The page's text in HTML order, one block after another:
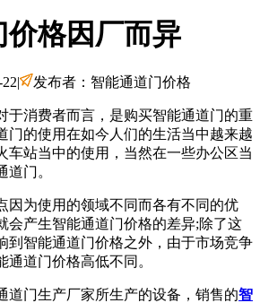
格因厂而异
| 发布者：智能通道门价格
于消费者而言，是购买智能通道门的重
门的使用在如今人们的生活当中越来越
车站当中的使用，当然在一些办公区当
门。
为使用的领域不同而各有不同的优
会产生智能通道门价格的差异;除了这
到智能通道门价格之外，由于市场竞争
道门价格高低不同。
门生产厂家所生产的设备，销售的智